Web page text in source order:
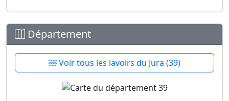
Département
Voir tous les lavoirs du Jura (39)